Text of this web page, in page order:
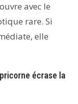
avec le
rare. Si
elle
écrase la